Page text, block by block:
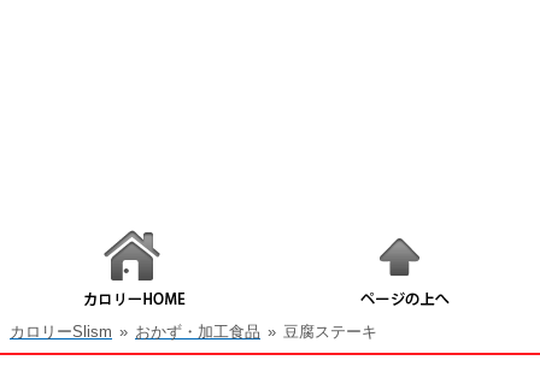
カロリーSlism » おかず・加工食品 » 豆腐ステーキ